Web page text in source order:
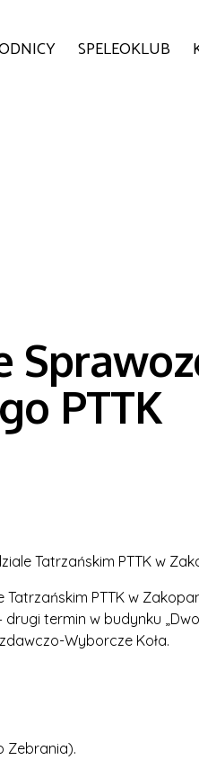
SPELEOKLUB
PTTK
Tatrzańskim PTTK w
Tatrzańskim PTTK w
drugi termin w budynku
Wyborcze Koła.
Zebrania).